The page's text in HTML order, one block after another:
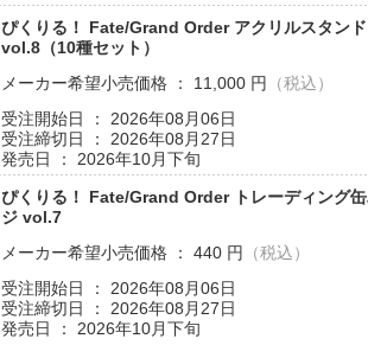
ぴくりる！ Fate/Grand Order アクリルスタンド
vol.8（10種セット）
メーカー希望小売価格 ： 11,000 円
（税込）
受注開始日 ： 2026年08月06日
受注締切日 ： 2026年08月27日
発売日 ： 2026年10月下旬
ぴくりる！ Fate/Grand Order トレーディング
ジ vol.7
メーカー希望小売価格 ： 440 円
（税込）
受注開始日 ： 2026年08月06日
受注締切日 ： 2026年08月27日
発売日 ： 2026年10月下旬